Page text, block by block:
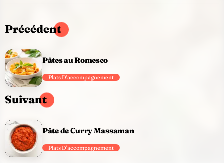
Précédent
Pâtes au Romesco
Plats D'accompagnement
Suivant
Pâte de Curry Massaman
Plats D'accompagnement